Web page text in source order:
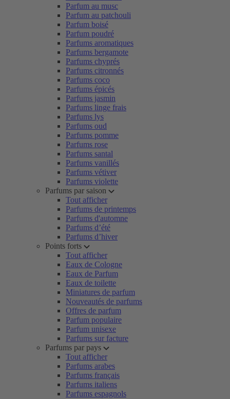
Parfum au musc
Parfum au patchouli
Parfum boisé
Parfum poudré
Parfums aromatiques
Parfums bergamote
Parfums chyprés
Parfums citronnés
Parfums coco
Parfums épicés
Parfums jasmin
Parfums linge frais
Parfums lys
Parfums oud
Parfums pomme
Parfums rose
Parfums santal
Parfums vanillés
Parfums vétiver
Parfums violette
Parfums par saison
Tout afficher
Parfums de printemps
Parfums d'automne
Parfums d’été
Parfums d’hiver
Points forts
Tout afficher
Eaux de Cologne
Eaux de Parfum
Eaux de toilette
Miniatures de parfum
Nouveautés de parfums
Offres de parfum
Parfum populaire
Parfum unisexe
Parfums sur facture
Parfums par pays
Tout afficher
Parfums arabes
Parfums français
Parfums italiens
Parfums espagnols